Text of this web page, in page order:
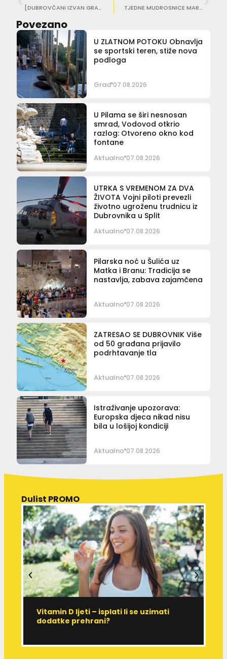
[DUBROVČANI IZVAN GRADA] Mara Benić o životu u Sjedinjenim Američkim Državama TJEDNE MUDROSNICE MARA JOVIĆA Vrijeme je porozna spužva, ono odijeva gola, a proljepšava ružna
Povezano
U ZLATNOM POTOKU Obnavlja
se sportski teren, stiže nova
podloga
Grad 07.08.2026
U Pilama se širi nesnosan
smrad, Vodovod otkrio
razlog: Otvoreno okno kod
fontane
Aktualno 07.08.2026
UTRKA S VREMENOM ZA DVA
ŽIVOTA Vojni piloti prevezli
životno ugroženu trudnicu iz
Dubrovnika u Split
Aktualno 07.08.2026
Pilarska noć u Šulića uz
Matka i Branu: Tradicija se
nastavlja, zabava zajamčena
Aktualno 07.08.2026
ZATRESAO SE DUBROVNIK Više
od 50 građana prijavilo
podrhtavanje tla
Aktualno 07.08.2026
Istraživanje upozorava:
Europska djeca nikad nisu
bila u lošijoj kondiciji
Aktualno 07.08.2026
Dulist PROMO
Vitamin D ljeti – isplati li se uzimati
dodatke prehrani?